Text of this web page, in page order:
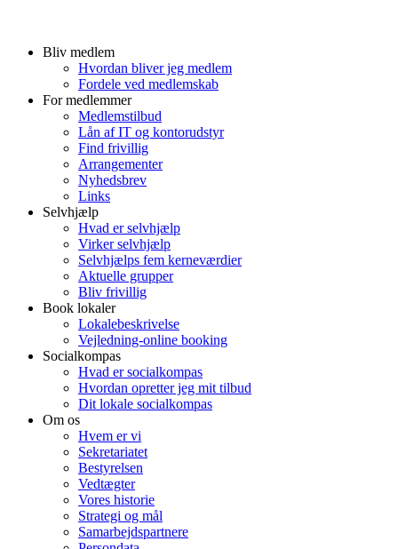
Bliv medlem
Hvordan bliver jeg medlem
Fordele ved medlemskab
For medlemmer
Medlemstilbud
Lån af IT og kontorudstyr
Find frivillig
Arrangementer
Nyhedsbrev
Links
Selvhjælp
Hvad er selvhjælp
Virker selvhjælp
Selvhjælps fem kerneværdier
Aktuelle grupper
Bliv frivillig
Book lokaler
Lokalebeskrivelse
Vejledning-online booking
Socialkompas
Hvad er socialkompas
Hvordan opretter jeg mit tilbud
Dit lokale socialkompas
Om os
Hvem er vi
Sekretariatet
Bestyrelsen
Vedtægter
Vores historie
Strategi og mål
Samarbejdspartnere